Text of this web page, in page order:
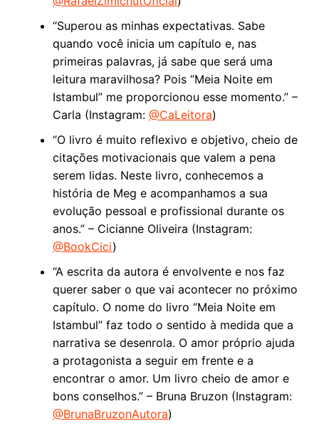
“Superou as minhas expectativas. Sabe
quando você inicia um capítulo e, nas
primeiras palavras, já sabe que será uma
leitura maravilhosa? Pois “Meia Noite em
Istambul” me proporcionou esse momento.” –
Carla (Instagram: @CaLeitora)
“O livro é muito reflexivo e objetivo, cheio de
citações motivacionais que valem a pena
serem lidas. Neste livro, conhecemos a
história de Meg e acompanhamos a sua
evolução pessoal e profissional durante os
anos.” – Cicianne Oliveira (Instagram:
@BookCici)
“A escrita da autora é envolvente e nos faz
querer saber o que vai acontecer no próximo
capítulo. O nome do livro “Meia Noite em
Istambul” faz todo o sentido à medida que a
narrativa se desenrola. O amor próprio ajuda
a protagonista a seguir em frente e a
encontrar o amor. Um livro cheio de amor e
bons conselhos.” – Bruna Bruzon (Instagram:
@BrunaBruzonAutora)